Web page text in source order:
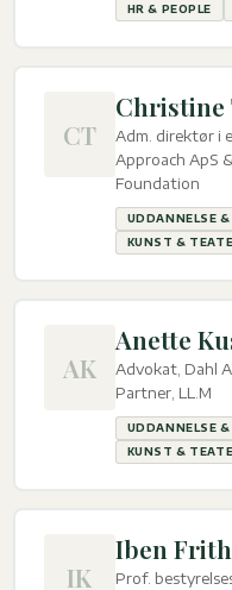
HR & PEOPLE
CT
Christine
Adm. direktør i
Approach ApS
Foundation
UDDANNELSE
KUNST &
AK
Anette
Advokat, Dahl
Partner, LL.M
UDDANNELSE
KUNST &
IK
Iben
Prof.